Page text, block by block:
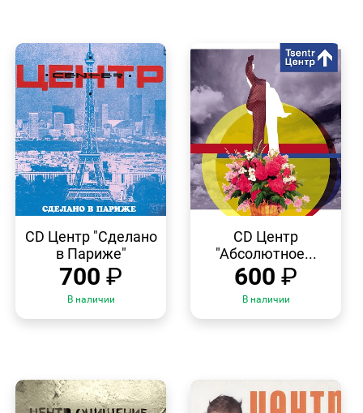
ПРОСМОТР
CD Центр "Сделано
в Париже"
700 ₽
В наличии
ПРОСМОТР
CD Центр
"Абсолютное...
600 ₽
В наличии